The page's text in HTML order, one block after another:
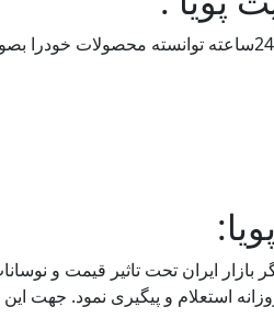
استعلام و پیگیری نمود.